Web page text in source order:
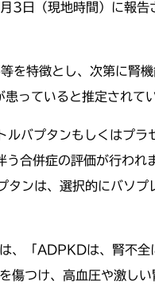
日（現地時間）に報告
特徴とし、次第に腎
ていると推定されてい
バプタンもしくはプラ
合併症の評価が行われ
タンは、選択的にバソプ
、「ADPKDは、腎不
つけ、高血圧や激し